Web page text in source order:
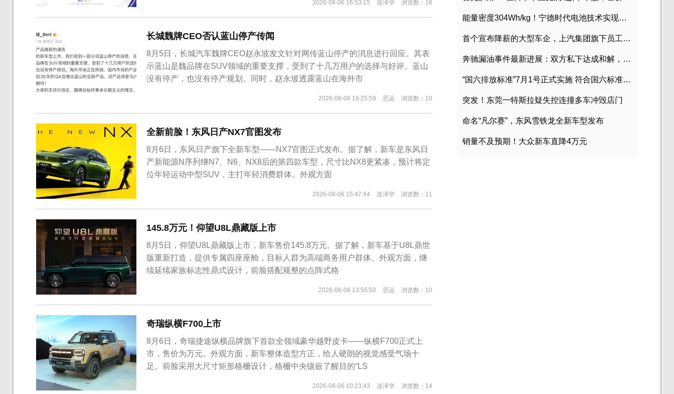
2026-08-06 16:53:15 连泽华 浏览数：18
长城魏牌CEO否认蓝山停产传闻
8月5日，长城汽车魏牌CEO赵永坡发文针对网传蓝山停产的消息进行回应。其表
示蓝山是魏品牌在SUV领域的重要支撑，受到了十几万用户的选择与好评。蓝山
没有停产，也没有停产规划。同时，赵永坡透露蓝山在海外市
2026-08-06 16:25:59 思远 浏览数：10
全新前脸！东风日产NX7官图发布
8月6日，东风日产旗下全新车型——NX7官图正式发布。据了解，新车是东风日
产新能源N序列继N7、N6、NX8后的第四款车型，尺寸比NX8更紧凑，预计将定
位年轻运动中型SUV，主打年轻消费群体。外观方面
2026-08-06 15:47:44 连泽华 浏览数：11
145.8万元！仰望U8L鼎藏版上市
8月5日，仰望U8L鼎藏版上市，新车售价145.8万元。据了解，新车基于U8L鼎世
版重新打造，提供专属四座座舱，目标人群为高端商务用户群体。外观方面，继
续延续家族标志性鼎式设计，前脸搭配规整的点阵式格
2026-08-06 13:55:50 思远 浏览数：10
奇瑞纵横F700上市
8月6日，奇瑞捷途纵横品牌旗下首款全领域豪华越野皮卡——纵横F700正式上
市，售价为万元。外观方面，新车整体造型方正，给人硬朗的视觉感受气场十
足。前脸采用大尺寸矩形格栅设计，格栅中央镶嵌了醒目的“LS
2026-08-06 10:23:43 连泽华 浏览数：14
能量密度304Wh/kg！宁德时代电池技术实现突破
首个宣布降薪的大型车企，上汽集团旗下员工降薪文件曝光
奔驰漏油事件最新进展：双方私下达成和解，工商已介入调查
“国六排放标准”7月1号正式实施 符合国六标准车型目录一览
突发！东莞一特斯拉疑失控连撞多车冲毁店门
命名“凡尔赛”，东风雪铁龙全新车型发布
销量不及预期！大众新车直降4万元